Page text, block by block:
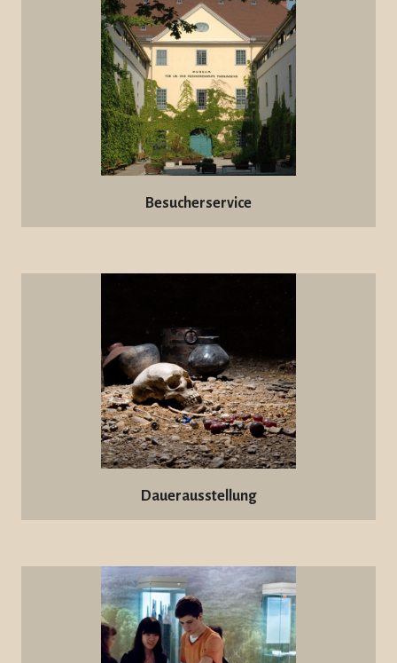
Besucherservice
Dauerausstellung